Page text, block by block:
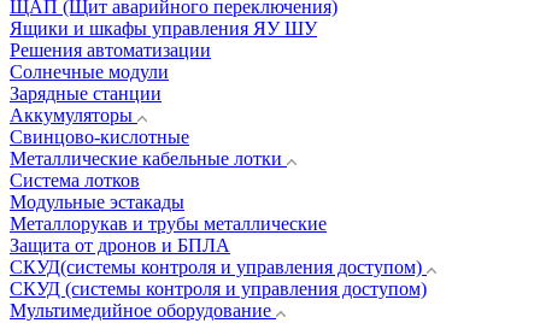
ЩАП (Щит аварийного переключения)
Ящики и шкафы управления ЯУ ШУ
Решения автоматизации
Солнечные модули
Зарядные станции
Аккумуляторы
Свинцово-кислотные
Металлические кабельные лотки
Система лотков
Модульные эстакады
Металлорукав и трубы металлические
Защита от дронов и БПЛА
СКУД(системы контроля и управления доступом)
СКУД (системы контроля и управления доступом)
Мультимедийное оборудование